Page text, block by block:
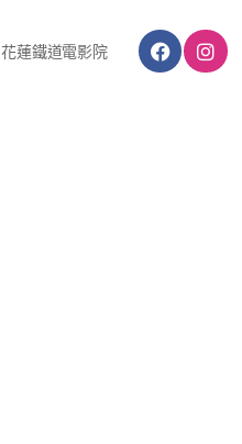
花蓮鐵道電影院